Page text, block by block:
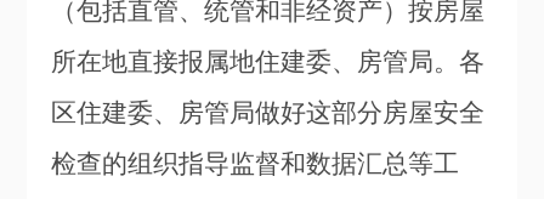
（包括直管、统管和非经资产）按房屋
所在地直接报属地住建委、房管局。各
区住建委、房管局做好这部分房屋安全
检查的组织指导监督和数据汇总等工